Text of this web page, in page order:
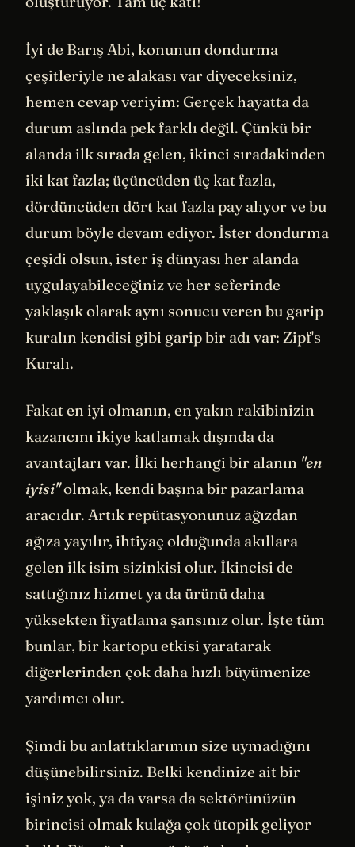
İyi de Barış Abi, konunun dondurma
çeşitleriyle ne alakası var diyeceksiniz,
hemen cevap veriyim: Gerçek hayatta da
durum aslında pek farklı değil. Çünkü bir
alanda ilk sırada gelen, ikinci sıradakinden
iki kat fazla; üçüncüden üç kat fazla,
dördüncüden dört kat fazla pay alıyor ve bu
durum böyle devam ediyor. İster dondurma
çeşidi olsun, ister iş dünyası her alanda
uygulayabileceğiniz ve her seferinde
yaklaşık olarak aynı sonucu veren bu garip
kuralın kendisi gibi garip bir adı var: Zipf's
Kuralı.
Fakat en iyi olmanın, en yakın rakibinizin
kazancını ikiye katlamak dışında da
avantajları var. İlki herhangi bir alanın "en
iyisi"olmak, kendi başına bir pazarlama
aracıdır. Artık repütasyonunuz ağızdan
ağıza yayılır, ihtiyaç olduğunda akıllara
gelen ilk isim sizinkisi olur. İkincisi de
sattığınız hizmet ya da ürünü daha
yüksekten fiyatlama şansınız olur. İşte tüm
bunlar, bir kartopu etkisi yaratarak
diğerlerinden çok daha hızlı büyümenize
yardımcı olur.
Şimdi bu anlattıklarımın size uymadığını
düşünebilirsiniz. Belki kendinize ait bir
işiniz yok, ya da varsa da sektörünüzün
birincisi olmak kulağa çok ütopik geliyor